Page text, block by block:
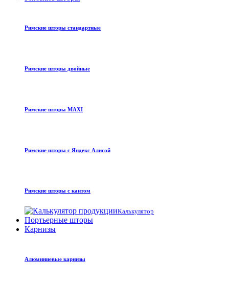
Римские шторы стандартные
Римские шторы двойные
Римские шторы MAXI
Римские шторы с Яндекс Алисой
Римские шторы с кантом
Калькулятор
Портьерные шторы
Карнизы
Алюминиевые карнизы